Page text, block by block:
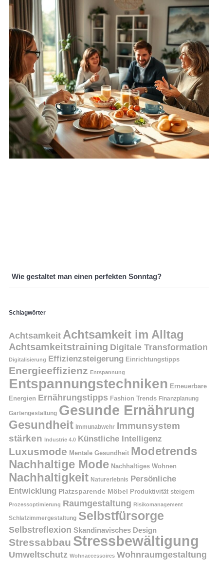
Wie gestaltet man einen perfekten Sonntag?
Schlagwörter
Achtsamkeit Achtsamkeit im Alltag
Achtsamkeitstraining Digitale Transformation
Digitalisierung Effizienzsteigerung Einrichtungstipps
Energieeffizienz Entspannung
Entspannungstechniken Erneuerbare
Energien Ernährungstipps Fashion Trends Finanzplanung
Gartengestaltung Gesunde Ernährung
Gesundheit Immunabwehr Immunsystem
stärken Industrie 4.0 Künstliche Intelligenz
Luxusmode Mentale Gesundheit Modetrends
Nachhaltige Mode Nachhaltiges Wohnen
Nachhaltigkeit Naturerlebnis Persönliche
Entwicklung Platzsparende Möbel Produktivität steigern
Prozessoptimierung Raumgestaltung Risikomanagement
Schlafzimmergestaltung Selbstfürsorge
Selbstreflexion Skandinavisches Design
Stressabbau Stressbewältigung
Umweltschutz Wohnaccessoires Wohnraumgestaltung